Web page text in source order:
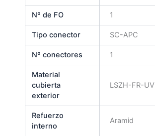
Nº de FO 1
Tipo conector SC-APC
Nº conectores 1
Material
cubierta
exterior
LSZH-FR-UV
Refuerzo
interno
Aramid